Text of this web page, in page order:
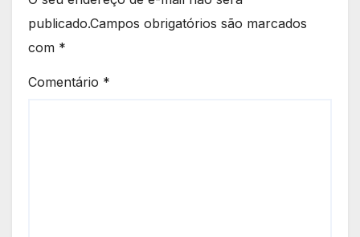
publicado.Campos obrigatórios são marcados
com *
Comentário *